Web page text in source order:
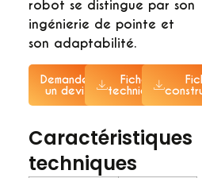
robot se distingue par son
ingénierie de pointe et
son adaptabilité.
Demander
un devis
Fiche
technique
Caractéristiques
techniques